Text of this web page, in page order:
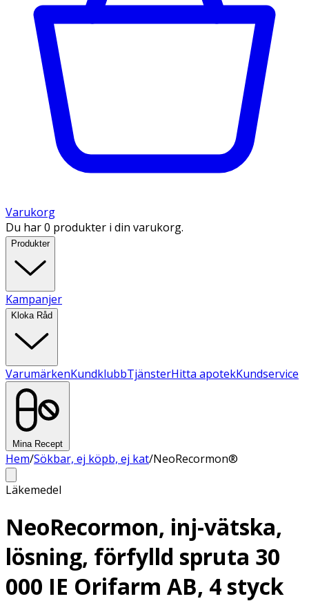
Varukorg
Du har 0 produkter i din varukorg.
Produkter
Kampanjer
Kloka Råd
VarumärkenKundklubbTjänsterHitta apotekKundservice
Mina Recept
Hem/Sökbar, ej köpb, ej kat/NeoRecormon®
Läkemedel
NeoRecormon, inj-vätska,
lösning, förfylld spruta 30
000 IE Orifarm AB, 4 styck